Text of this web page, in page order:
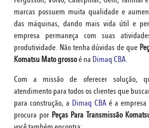
marcas possuem muita qualidade e
das máquinas, dando mais vida útil e
empresa permaneça com suas
produtividade. Não tenha dúvidas de que
Komatsu Mato grossoé na Dimaq CBA.
Com a missão de oferecer solução,
atendimento para todos os clientes que
para construção, a Dimaq CBA é a empresa
procura por Peças Para Transmissão